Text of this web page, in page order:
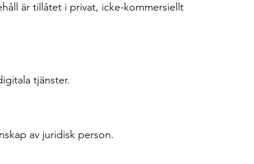
är tillåtet i privat, icke-kommersiellt
tjänster.
av juridisk person.